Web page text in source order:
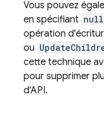
Vous pouvez
en spécifiant null
opération
ou
cette technique
pour supprimer
d'API.